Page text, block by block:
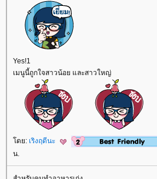
Yes!1
เมนูนี้ถูกใจสาวน้อย และสาวใหญ่
ดย: เริงฤดีนะ
น.